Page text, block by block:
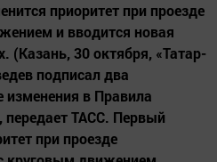
приоритет при проезде
и вводится новая
(Казань, 30 октября, «Татар-
подписал два
изменения в Правила
ТАСС. Первый
при проезде